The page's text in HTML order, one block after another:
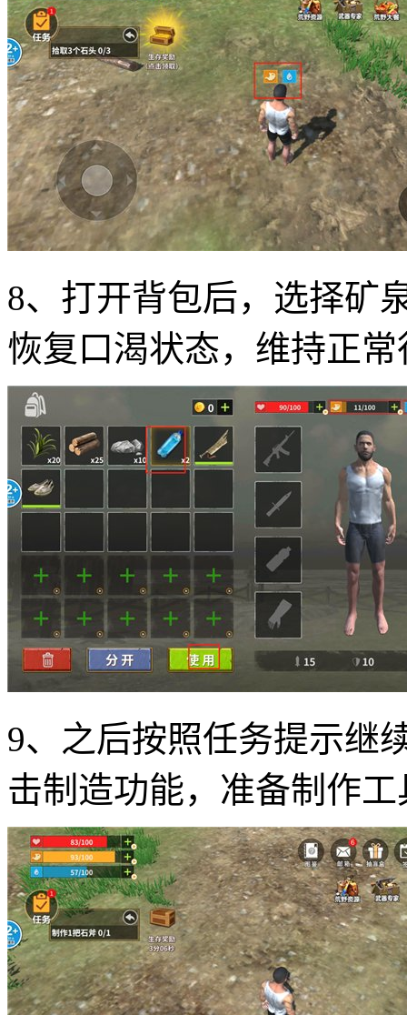
8、打开背包后，选择矿
恢复口渴状态，维持正
9、之后按照任务提示继
击制造功能，准备制作工